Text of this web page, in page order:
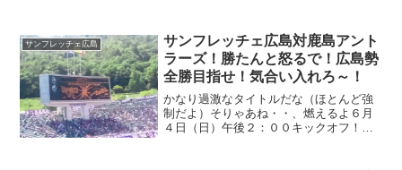
サンフレッチェ広島
サンフレッチェ広島対鹿島アント
ラーズ！勝たんと怒るで！広島勢
全勝目指せ！気合い入れろ～！
かなり過激なタイトルだな（ほとんど強
制だよ）そりゃあね・・、燃えるよ６月
４日（日）午後２：００キックオフ！サ